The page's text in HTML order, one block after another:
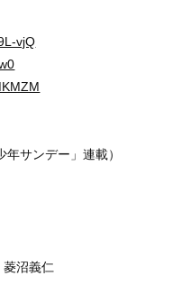
vjQ
サンデー」連載）
沼義仁